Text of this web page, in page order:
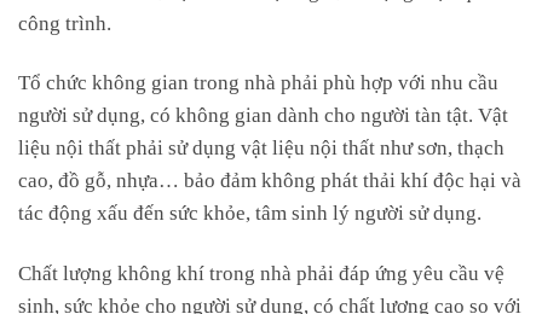
công trình.
Tổ chức không gian trong nhà phải phù hợp với nhu cầu
người sử dụng, có không gian dành cho người tàn tật. Vật
liệu nội thất phải sử dụng vật liệu nội thất như sơn, thạch
cao, đồ gỗ, nhựa… bảo đảm không phát thải khí độc hại và
tác động xấu đến sức khỏe, tâm sinh lý người sử dụng.
Chất lượng không khí trong nhà phải đáp ứng yêu cầu vệ
sinh, sức khỏe cho người sử dụng, có chất lượng cao so với